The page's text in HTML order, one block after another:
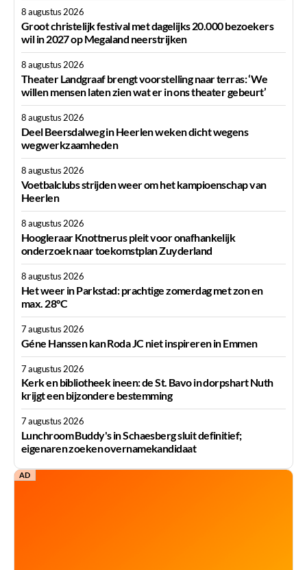
8 augustus 2026
Groot christelijk festival met dagelijks 20.000 bezoekers
wil in 2027 op Megaland neerstrijken
8 augustus 2026
Theater Landgraaf brengt voorstelling naar terras: ‘We
willen mensen laten zien wat er in ons theater gebeurt’
8 augustus 2026
Deel Beersdalweg in Heerlen weken dicht wegens
wegwerkzaamheden
8 augustus 2026
Voetbalclubs strijden weer om het kampioenschap van
Heerlen
8 augustus 2026
Hoogleraar Knottnerus pleit voor onafhankelijk
onderzoek naar toekomstplan Zuyderland
8 augustus 2026
Het weer in Parkstad: prachtige zomerdag met zon en
max. 28°C
7 augustus 2026
Géne Hanssen kan Roda JC niet inspireren in Emmen
7 augustus 2026
Kerk en bibliotheek ineen: de St. Bavo in dorpshart Nuth
krijgt een bijzondere bestemming
7 augustus 2026
Lunchroom Buddy's in Schaesberg sluit definitief;
eigenaren zoeken overnamekandidaat
AD